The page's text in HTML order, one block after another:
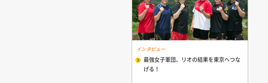
インタビュー
最強女子軍団、リオの結果を東京へつな
げる！